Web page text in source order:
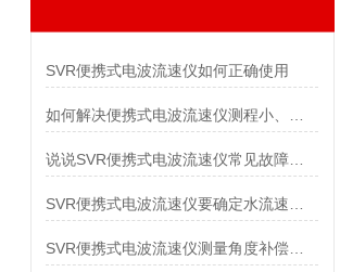
SVR便携式电波流速仪如何正确使用